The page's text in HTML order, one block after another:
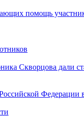
помощь
Скворцова дали
Федерации